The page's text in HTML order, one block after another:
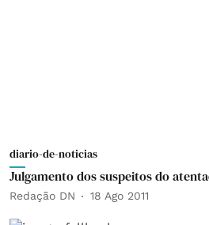
diario-de-noticias
Julgamento dos suspeitos do
Redação DN 18 Ago 2011